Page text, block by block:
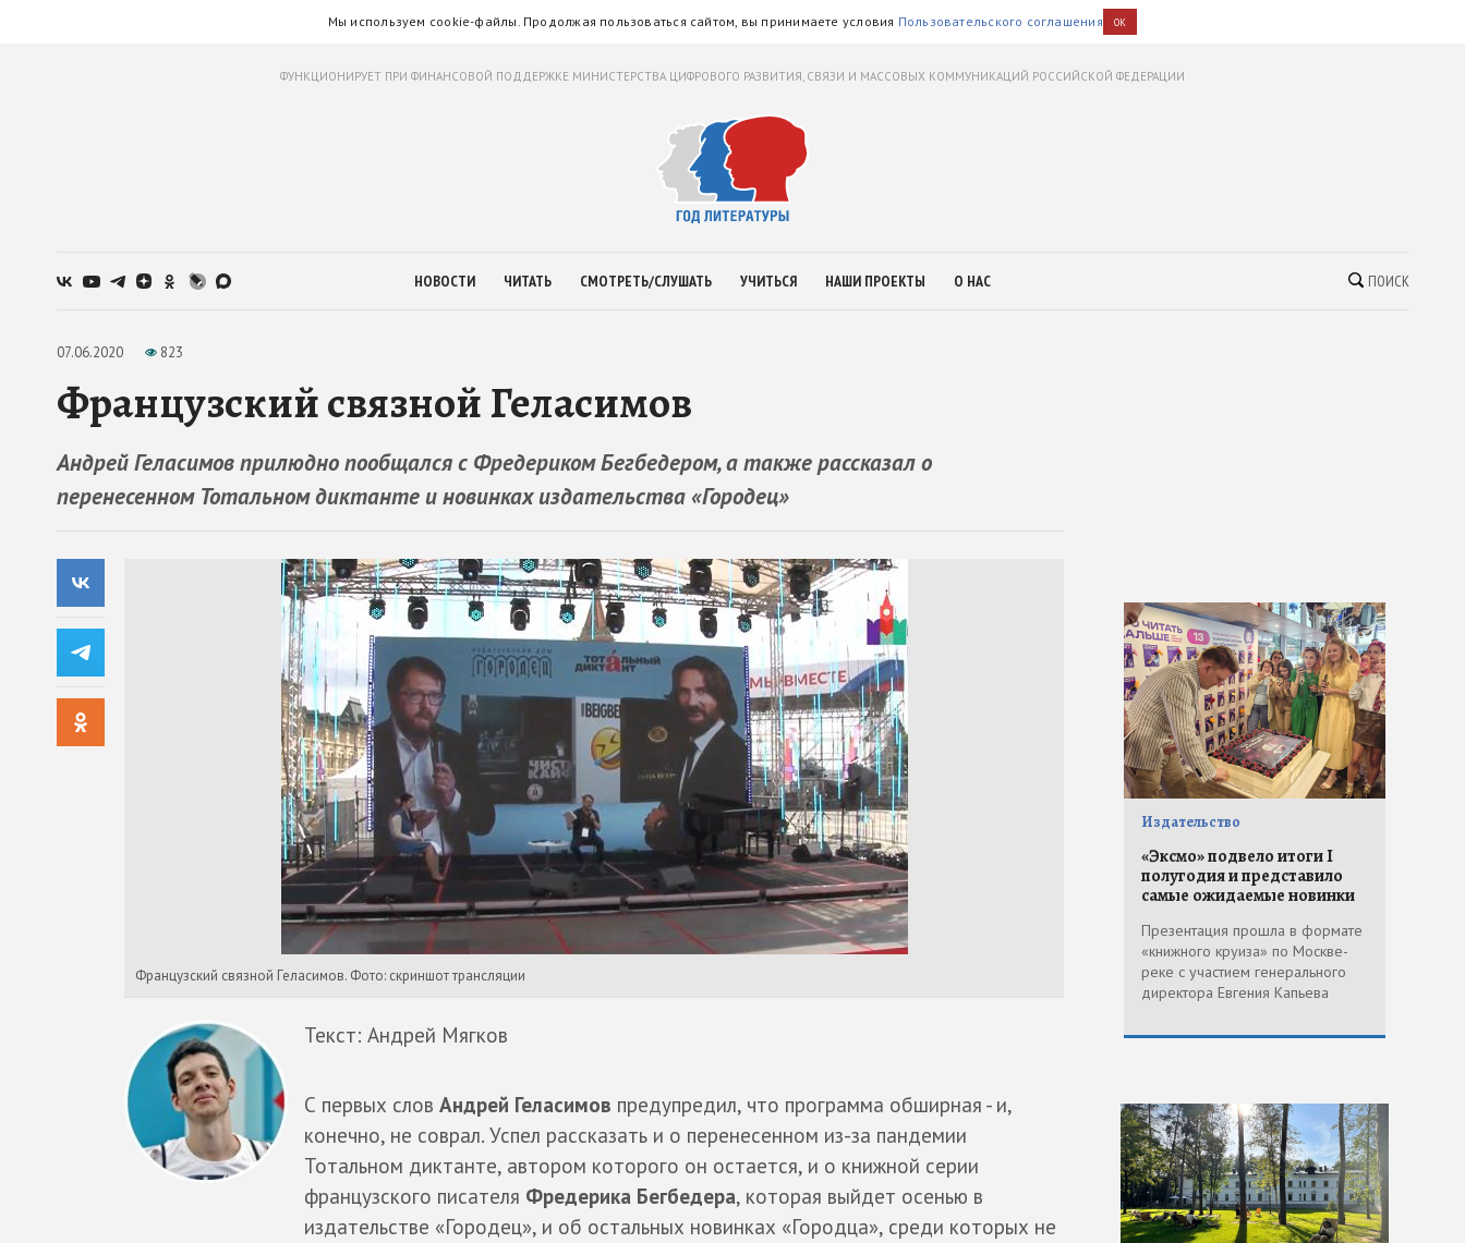
Мы используем cookie-файлы. Продолжая пользоваться сайтом, вы принимаете условия Пользовательского соглашения OK
ФУНКЦИОНИРУЕТ ПРИ ФИНАНСОВОЙ ПОДДЕРЖКЕ МИНИСТЕРСТВА ЦИФРОВОГО РАЗВИТИЯ, СВЯЗИ И МАССОВЫХ КОММУНИКАЦИЙ РОССИЙСКОЙ ФЕДЕРАЦИИ
НОВОСТИ ЧИТАТЬ СМОТРЕТЬ/СЛУШАТЬ УЧИТЬСЯ НАШИ ПРОЕКТЫ О НАС ПОИСК
07.06.2020 823
Французский связной Геласимов
Андрей Геласимов прилюдно пообщался с Фредериком Бегбедером, а также рассказал о
перенесенном Тотальном диктанте и новинках издательства «Городец»
Французский связной Геласимов. Фото: скриншот трансляции
Текст: Андрей Мягков
С первых слов Андрей Геласимов предупредил, что программа обширная - и,
конечно, не соврал. Успел рассказать и о перенесенном из-за пандемии
Тотальном диктанте, автором которого он остается, и о книжной серии
французского писателя Фредерика Бегбедера, которая выйдет осенью в
издательстве «Городец», и об остальных новинках «Городца», среди которых не
Издательство
«Эксмо» подвело итоги I
полугодия и представило
самые ожидаемые новинки
Презентация прошла в формате
«книжного круиза» по Москве-
реке с участием генерального
директора Евгения Капьева